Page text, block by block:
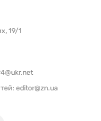
19/1
editor@zn.ua